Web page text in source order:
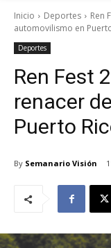
Inicio Deportes
Ren
automovilismo en
Deportes
Ren Fest
renacer
Puerto
By Semanario Visión